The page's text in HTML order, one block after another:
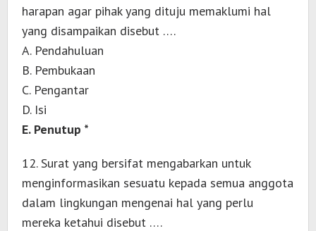
harapan agar pihak yang dituju memaklumi hal
yang disampaikan disebut ….
A. Pendahuluan
B. Pembukaan
C. Pengantar
D. Isi
E. Penutup *
12. Surat yang bersifat mengabarkan untuk
menginformasikan sesuatu kepada semua anggota
dalam lingkungan mengenai hal yang perlu
mereka ketahui disebut ….